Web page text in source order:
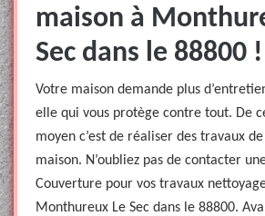
maison à
Sec dans le 88800 !
Votre maison demande plus
elle qui vous protège contre tout. De
moyen c’est de réaliser des travaux
maison. N’oubliez pas de contacter
Couverture pour vos travaux
Monthureux Le Sec dans le 88800.